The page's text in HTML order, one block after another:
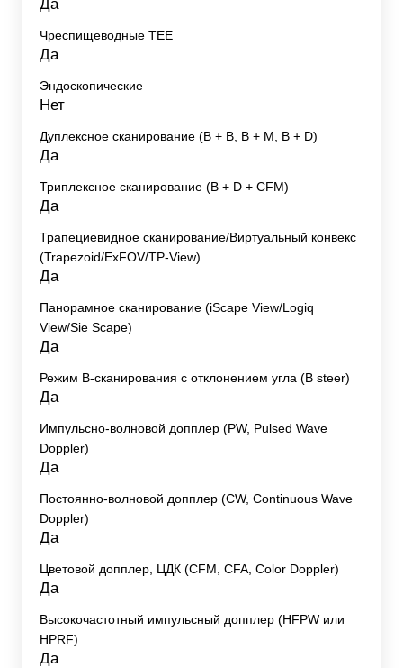
Да
Чреспищеводные TEE
Да
Эндоскопические
Нет
Дуплексное сканирование (В + В, В + М, В + D)
Да
Триплексное сканирование (В + D + CFM)
Да
Трапециевидное сканирование/Виртуальный конвекс
(Trapezoid/ExFOV/TP-View)
Да
Панорамное сканирование (iScape View/Logiq
View/Sie Scape)
Да
Режим B-сканирования с отклонением угла (B steer)
Да
Импульсно-волновой допплер (PW, Pulsed Wave
Doppler)
Да
Постоянно-волновой допплер (CW, Continuous Wave
Doppler)
Да
Цветовой допплер, ЦДК (CFM, CFA, Color Doppler)
Да
Высокочастотный импульсный допплер (HFPW или
HPRF)
Да